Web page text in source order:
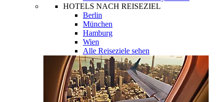
HOTELS NACH REISEZIEL
Berlin
München
Hamburg
Wien
Alle Reiseziele sehen